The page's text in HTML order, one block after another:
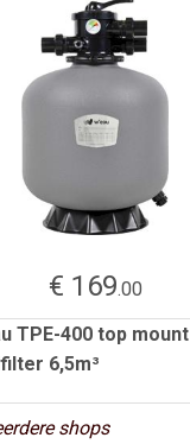
€ 169.00
TPE-400 top mount
6,5m³
shops